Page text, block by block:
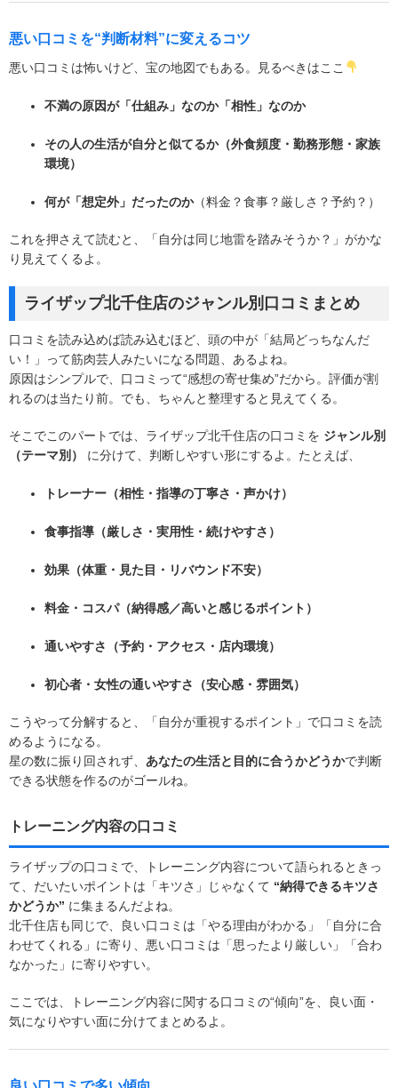
悪い口コミを“判断材料”に変えるコツ
悪い口コミは怖いけど、宝の地図でもある。見るべきはここ
不満の原因が「仕組み」なのか「相性」なのか
その人の生活が自分と似てるか（外食頻度・勤務形態・家族
環境）
何が「想定外」だったのか（料金？食事？厳しさ？予約？）
これを押さえて読むと、「自分は同じ地雷を踏みそうか？」がかな
り見えてくるよ。
ライザップ北千住店のジャンル別口コミまとめ
口コミを読み込めば読み込むほど、頭の中が「結局どっちなんだ
い！」って筋肉芸人みたいになる問題、あるよね。
原因はシンプルで、口コミって“感想の寄せ集め”だから。評価が割
れるのは当たり前。でも、ちゃんと整理すると見えてくる。
そこでこのパートでは、ライザップ北千住店の口コミを ジャンル別
（テーマ別）
に分けて、判断しやすい形にするよ。たとえば、
トレーナー（相性・指導の丁寧さ・声かけ）
食事指導（厳しさ・実用性・続けやすさ）
効果（体重・見た目・リバウンド不安）
料金・コスパ（納得感／高いと感じるポイント）
通いやすさ（予約・アクセス・店内環境）
初心者・女性の通いやすさ（安心感・雰囲気）
こうやって分解すると、「自分が重視するポイント」で口コミを読
めるようになる。
星の数に振り回されず、 あなたの生活と目的に合うかどうかで判断
できる状態を作るのがゴールね。
トレーニング内容の口コミ
ライザップの口コミで、トレーニング内容について語られるときっ
て、だいたいポイントは「キツさ」じゃなくて “納得できるキツさ
かどうか” に集まるんだよね。
北千住店も同じで、良い口コミは「やる理由がわかる」「自分に合
わせてくれる」に寄り、悪い口コミは「思ったより厳しい」「合わ
なかった」に寄りやすい。
ここでは、トレーニング内容に関する口コミの“傾向”を、良い面・
気になりやすい面に分けてまとめるよ。